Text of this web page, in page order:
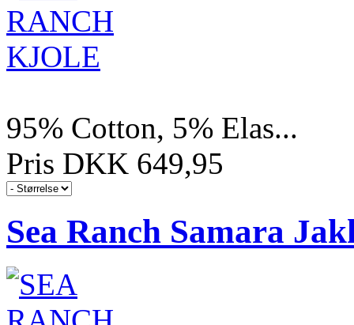
95% Cotton, 5% Elas...
Pris DKK 649,95
Sea Ranch Samara